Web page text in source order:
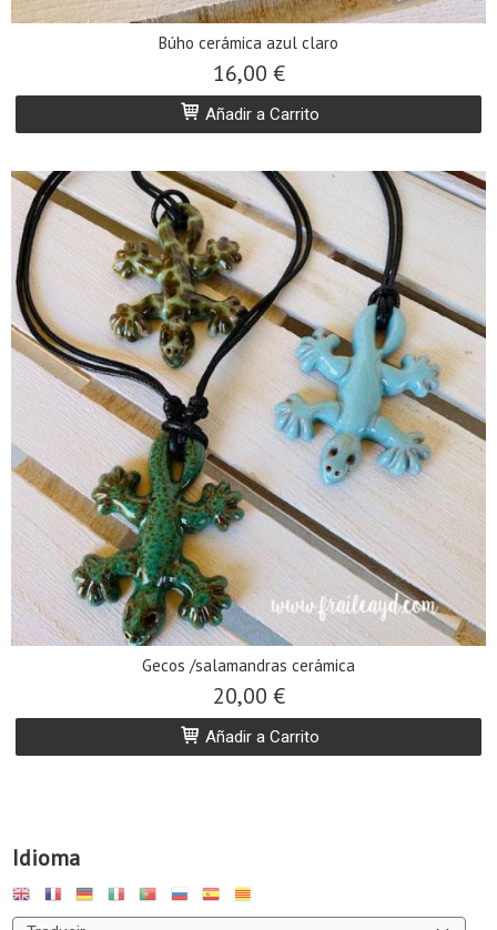
Idioma
Búho cerámica azul claro
16,00 €
Añadir a Carrito
Gecos /salamandras cerámica
20,00 €
Añadir a Carrito